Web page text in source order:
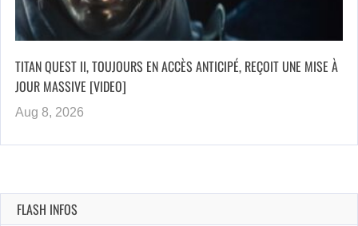
TITAN QUEST II, TOUJOURS EN ACCÈS ANTICIPÉ, REÇOIT UNE MISE À
JOUR MASSIVE [VIDEO]
Aug 8, 2026
FLASH INFOS